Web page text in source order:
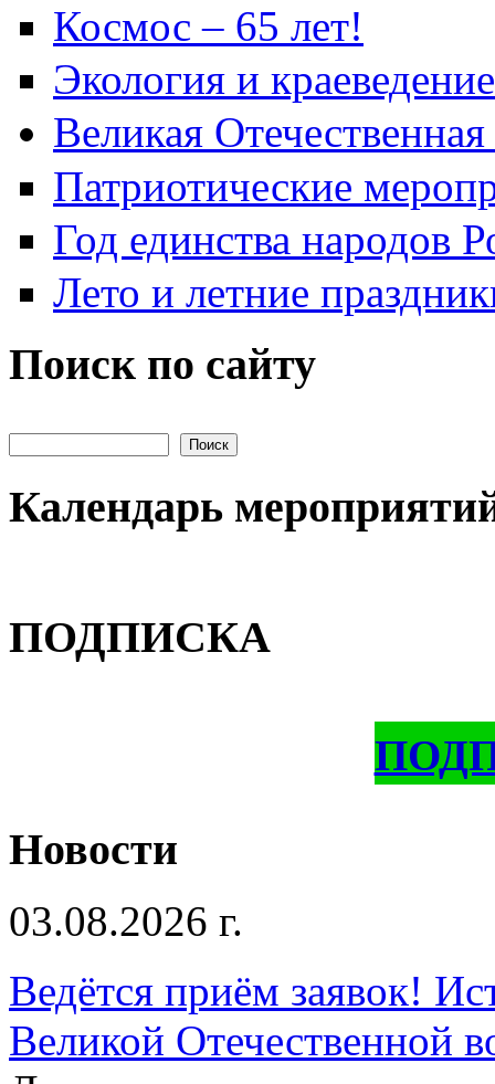
Космос – 65 лет!
Экология и краеведение
Великая
Патриотические
Год единства народов
Лето и летние
Поиск по сайту
Календарь
ПОДПИСКА
Новости
03.08.2026 г.
Ведётся приём заявок!
Великой Отечественной